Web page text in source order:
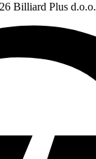
Billiard Plus d.o.o.